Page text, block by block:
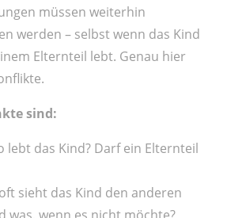
müssen weiterhin
werden – selbst wenn das Kind
Elternteil lebt. Genau hier
sind:
lebt das Kind? Darf ein Elternteil
sieht das Kind den anderen